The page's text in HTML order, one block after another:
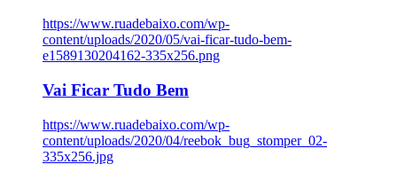
https://www.ruadebaixo.com/wp-
content/uploads/2020/05/vai-ficar-tudo-bem-
e1589130204162-335x256.png
Vai Ficar Tudo Bem
https://www.ruadebaixo.com/wp-
content/uploads/2020/04/reebok_bug_stomper_02-
335x256.jpg